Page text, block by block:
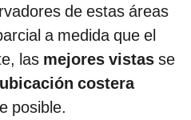
de estas áreas
a medida que el
las mejores vistas se
ubicación costera
posible.